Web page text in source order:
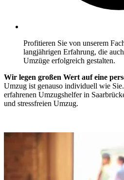
Profitieren Sie von unserem
langjährigen Erfahrung, die
Umzüge erfolgreich gestalten.
Wir legen großen Wert auf eine
Umzug ist genauso individuell wie
erfahrenen Umzugshelfer in
und stressfreien Umzug.